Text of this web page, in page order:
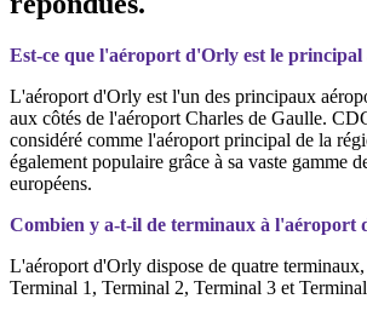
Est-ce que l'aéroport d'Orly est le principal
L'aéroport d'Orly est l'un des principaux
aux côtés de l'aéroport Charles de Gaulle.
considéré comme l'aéroport principal de la
également populaire grâce à sa vaste gamme
européens.
Combien y a-t-il de terminaux à l'aéroport
L'aéroport d'Orly dispose de quatre
Terminal 1, Terminal 2, Terminal 3 et